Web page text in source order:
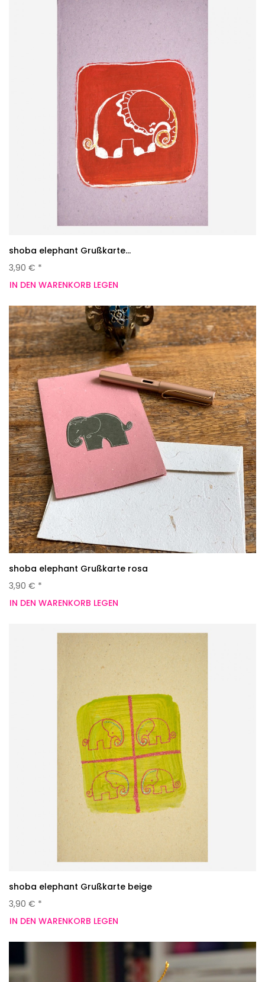
shoba elephant Grußkarte...
3,90 € *
IN DEN WARENKORB LEGEN
shoba elephant Grußkarte rosa
3,90 € *
IN DEN WARENKORB LEGEN
shoba elephant Grußkarte beige
3,90 € *
IN DEN WARENKORB LEGEN